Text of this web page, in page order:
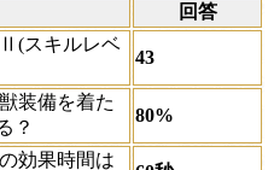
回答
Ⅱ(スキルレベ
43
装備を着た
？
80%
効果時間は